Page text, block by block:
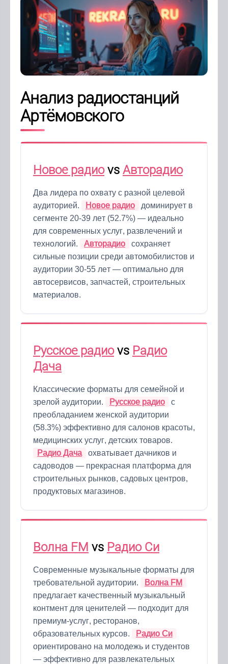
Анализ радиостанций
Артёмовского
Новое радиоvs Авторадио
Два лидера по охвату с разной целевой
аудиторией.
Новое радио
доминирует в
сегменте 20-39 лет (52.7%) — идеально
для современных услуг, развлечений и
технологий.
Авторадио
сохраняет
сильные позиции среди автомобилистов и
аудитории 30-55 лет — оптимально для
автосервисов, запчастей, строительных
материалов.
Русское радиоvs Радио
Дача
Классические форматы для семейной и
зрелой аудитории.
Русское радио
с
преобладанием женской аудитории
(58.3%) эффективно для салонов красоты,
медицинских услуг, детских товаров.
Радио Дача
охватывает дачников и
садоводов — прекрасная платформа для
строительных рынков, садовых центров,
продуктовых магазинов.
Волна FM vs Радио Си
Современные музыкальные форматы для
требовательной аудитории.
Волна FM
предлагает качественный музыкальный
контмент для ценителей — подходит для
премиум-услуг, ресторанов,
образовательных курсов.
Радио Си
ориентировано на молодежь и студентов
— эффективно для развлекательных